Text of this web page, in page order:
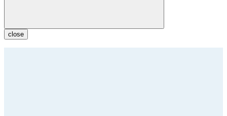
close